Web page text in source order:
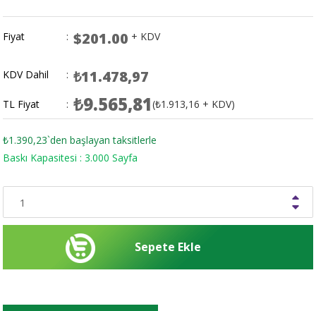
Fiyat : $201.00 + KDV
KDV Dahil : ₺11.478,97
TL Fiyat : ₺9.565,81(₺1.913,16 + KDV)
₺1.390,23`den başlayan taksitlerle
Baskı Kapasitesi : 3.000 Sayfa